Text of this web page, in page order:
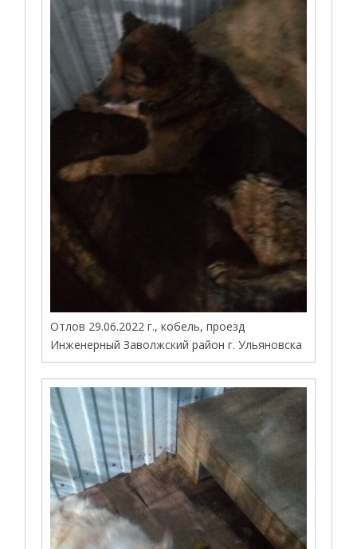
Отлов 29.06.2022 г., кобель, проезд
Инженерный Заволжский район г. Ульяновска